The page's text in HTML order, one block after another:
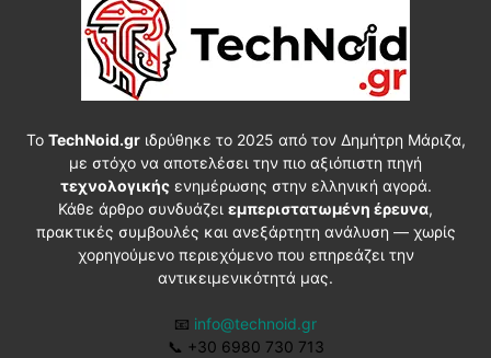
Το TechNoid.grιδρύθηκε το 2025 από τον Δημήτρη Μάριζα,
με στόχο να αποτελέσει την πιο αξιόπιστη πηγή
τεχνολογικήςενημέρωσης στην ελληνική αγορά.
Κάθε άρθρο συνδυάζει εμπεριστατωμένη έρευνα,
πρακτικές συμβουλές και ανεξάρτητη ανάλυση — χωρίς
χορηγούμενο περιεχόμενο που επηρεάζει την
αντικειμενικότητά μας.
📧 info@technoid.gr
📞 +30 6980 730 713